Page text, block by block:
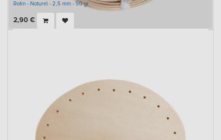
Rotin - Naturel - 2,5 mm - 50 gr
2,90 €